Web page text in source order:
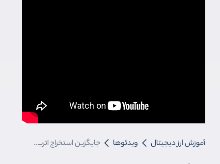
آموزش ارز دیجیتال ویدئوها جایگزین استخراج اتریوم | به جای اتریوم چی ماین کنیم ؟